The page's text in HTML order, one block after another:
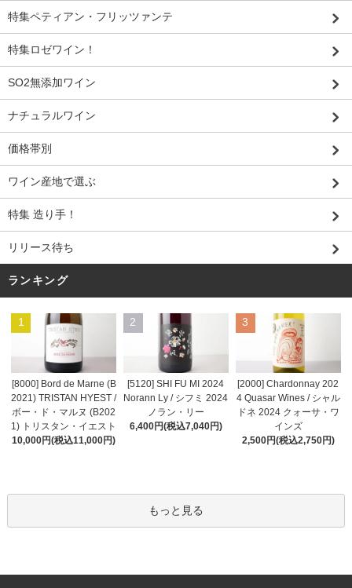
特集ペティアン・フリッツァンテ
特集ロゼワイン！
SO2無添加ワイン
ナチュラルワイン
価格帯別
ワイン産地で選ぶ
特集 造り手！
リリース待ち
ランキング
1
[8000] Bord de Marne (B
2021) TRISTAN HYEST /
ボー・ド・マルヌ (B202
1) トリスタン・イエスト
10,000円(税込11,000円)
2
[5120] SHI FU MI 2024
Norann Ly / シフミ 2024
ノラン・リー
6,400円(税込7,040円)
3
[2000] Chardonnay 202
4 Quasar Wines / シャル
ドネ 2024 クォーサ・ワ
インズ
2,500円(税込2,750円)
もっと見る